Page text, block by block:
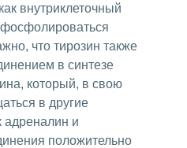
внутриклеточный
что тирозин также
в синтезе
который, в свою
в другие
адреналин и
положительно